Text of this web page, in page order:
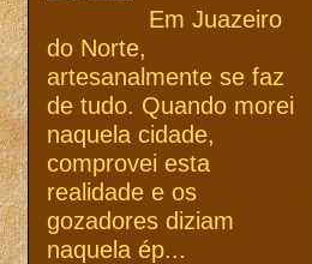
Em Juazeiro
do Norte,
artesanalmente se faz
de tudo. Quando morei
naquela cidade,
comprovei esta
realidade e os
gozadores diziam
naquela ép...